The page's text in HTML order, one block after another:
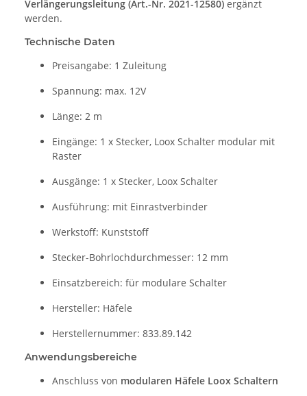
Verlängerungsleitung (Art.-Nr. 2021-12580) ergänzt
werden.
Technische Daten
Preisangabe: 1 Zuleitung
Spannung: max. 12V
Länge: 2 m
Eingänge: 1 x Stecker, Loox Schalter modular mit
Raster
Ausgänge: 1 x Stecker, Loox Schalter
Ausführung: mit Einrastverbinder
Werkstoff: Kunststoff
Stecker-Bohrlochdurchmesser: 12 mm
Einsatzbereich: für modulare Schalter
Hersteller: Häfele
Herstellernummer: 833.89.142
Anwendungsbereiche
Anschluss von modularen Häfele Loox Schaltern